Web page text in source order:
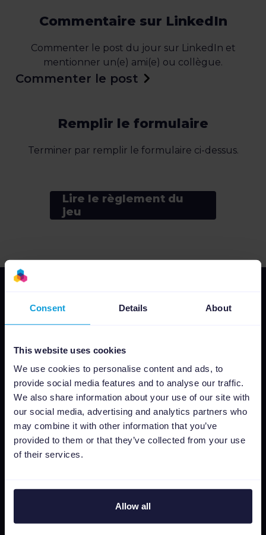
Consent Details About
This website uses cookies
We use cookies to personalise content and ads, to
provide social media features and to analyse our traffic.
We also share information about your use of our site with
our social media, advertising and analytics partners who
may combine it with other information that you’ve
provided to them or that they’ve collected from your use
of their services.
Allow all
Commentaire sur LinkedIn
Commenter le post du jour sur LinkedIn et
mentionner un(e) ami(e) ou collègue.
Commenter le post
Remplir le formulaire
Terminer par remplir le formulaire ci-dessus.
Lire le règlement du
jeu
Why Channable
For retailers
For agencies
For brands